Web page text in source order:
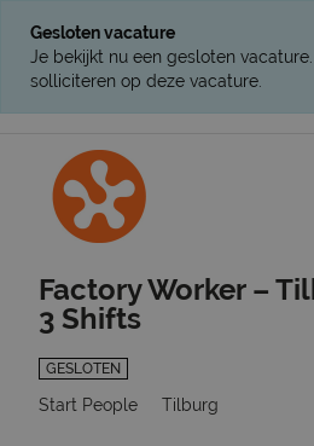
Gesloten vacature
Je bekijkt nu een gesloten
solliciteren op deze vacature.
Factory Worker –
3 Shifts
GESLOTEN
Start People Tilburg